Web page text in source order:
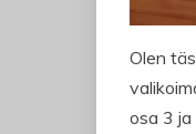
Olen
osa 3